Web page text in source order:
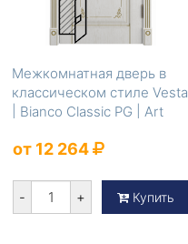
Межкомнатная дверь в
классическом стиле Vesta
| Bianco Classic PG | Art
от 12 264
- + Купить